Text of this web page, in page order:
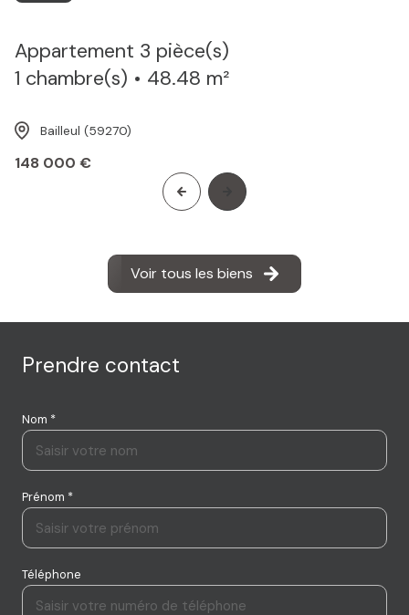
Appartement 3 pièce(s)
1 chambre(s)
48.48 m²
Bailleul (59270)
148 000 €
Voir tous les biens
Prendre contact
Nom *
Prénom *
Téléphone